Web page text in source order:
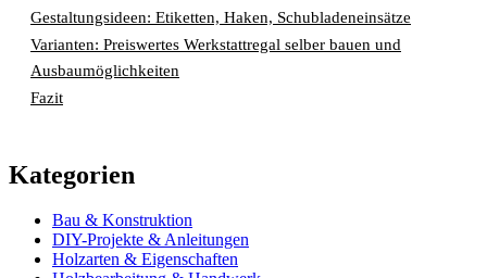
Gestaltungsideen: Etiketten, Haken, Schubladeneinsätze
Varianten: Preiswertes Werkstattregal selber bauen und
Ausbaumöglichkeiten
Fazit
Kategorien
Bau & Konstruktion
DIY-Projekte & Anleitungen
Holzarten & Eigenschaften